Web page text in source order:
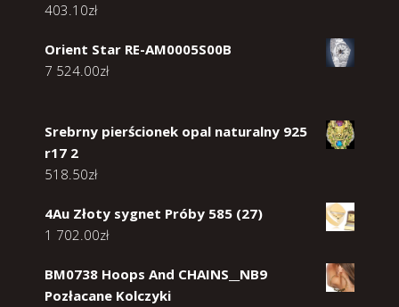
403.10zł
Orient Star RE-AM0005S00B
7 524.00zł
Srebrny pierścionek opal naturalny 925
r17 2
518.50zł
4Au Złoty sygnet Próby 585 (27)
1 702.00zł
BM0738 Hoops And CHAINS__NB9
Pozłacane Kolczyki